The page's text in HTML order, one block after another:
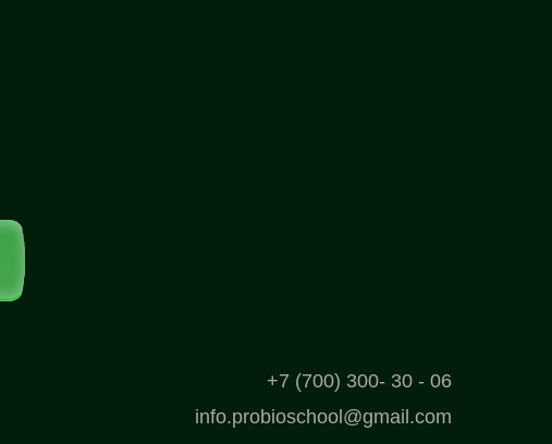
+7 (700) 300- 30 - 06
info.probioschool@gmail.com